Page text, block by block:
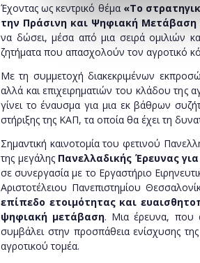
Έχοντας ως κεντρικό θέμα «Το
την Πράσινη και Ψηφιακή
να δώσει, μέσα από μια σειρά ομιλιών
ζητήματα που απασχολούν τον αγροτικό
Με τη συμμετοχή διακεκριμένων
αλλά και επιχειρηματιών του κλάδου της
γίνει το έναυσμα για μια εκ βάθρων
στήριξης της ΚΑΠ, τα οποία θα έχει τη
Σημαντική καινοτομία του φετινού
της μεγάλης Πανελλαδικής Έρευνας
σε συνεργασία με το Εργαστήριο
Αριστοτέλειου Πανεπιστημίου
επίπεδο ετοιμότητας και
ψηφιακή μετάβαση. Μια έρευνα, που
συμβάλει στην προσπάθεια ενίσχυσης της
αγροτικού τομέα.